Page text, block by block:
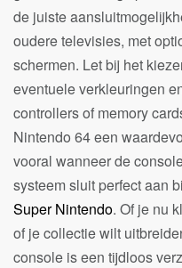
de juiste
oudere televisies, met
schermen. Let bij het
eventuele verkleuringen
controllers of memory
Nintendo 64 een
vooral wanneer de
systeem sluit perfect aan
Super Nintendo. Of je nu
of je collectie wilt
console is een tijdloos